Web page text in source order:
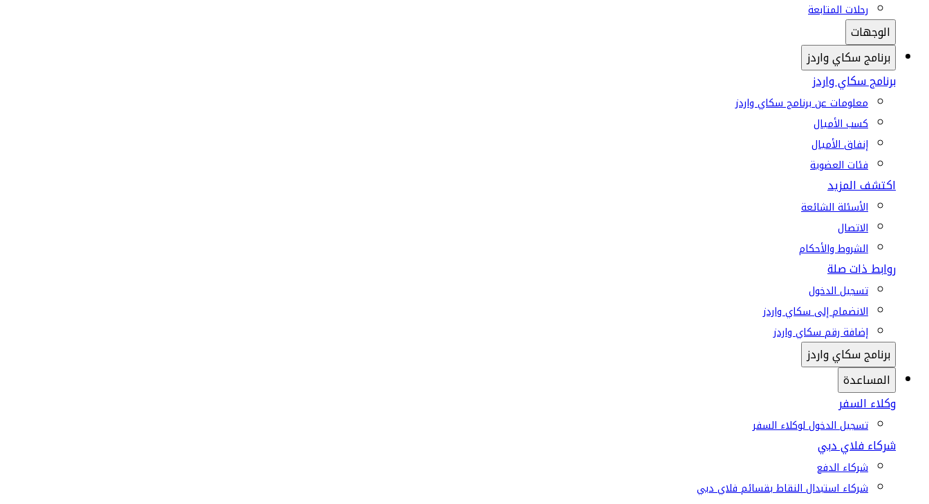
رحلات المتابعة
الوجهات
برنامج سكاي واردز
برنامج سكاي واردز
معلومات عن برنامج سكاي واردز
كسب الأميال
إنفاق الأميال
فئات العضوية
اكتشف المزيد
الأسئلة الشائعة
الاتصال
الشروط والأحكام
روابط ذات صلة
تسجيل الدخول
الانضمام إلى سكاي واردز
إضافة رقم سكاي واردز
برنامج سكاي واردز
المساعدة
وكلاء السفر
تسجيل الدخول لوكلاء السفر
شركاء فلاي دبي
شركاء الدفع
شركاء استبدال النقاط بقسائم فلاي دبي